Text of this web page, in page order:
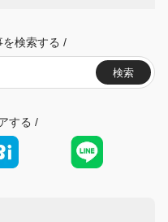
検索する /
検索
する /